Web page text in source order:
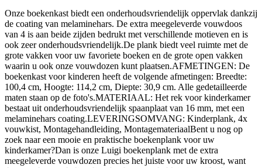
Onze boekenkast biedt een onderhoudsvriendelijk oppervlak dankzij
de coating van melaminehars. De extra meegeleverde vouwdoos
van 4 is aan beide zijden bedrukt met verschillende motieven en is
ook zeer onderhoudsvriendelijk.De plank biedt veel ruimte met de
grote vakken voor uw favoriete boeken en de grote open vakken
waarin u ook onze vouwdozen kunt plaatsen.AFMETINGEN: De
boekenkast voor kinderen heeft de volgende afmetingen: Breedte:
100,4 cm, Hoogte: 114,2 cm, Diepte: 30,9 cm. Alle gedetailleerde
maten staan op de foto's.MATERIAAL: Het rek voor kinderkamer
bestaat uit onderhoudsvriendelijk spaanplaat van 16 mm, met een
melaminehars coating.LEVERINGSOMVANG: Kinderplank, 4x
vouwkist, Montagehandleiding, MontagemateriaalBent u nog op
zoek naar een mooie en praktische boekenplank voor uw
kinderkamer?Dan is onze Luigi boekenplank met de extra
meegeleverde vouwdozen precies het juiste voor uw kroost, want